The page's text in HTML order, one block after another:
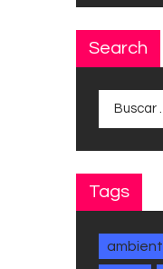
Search
Tags
ambient